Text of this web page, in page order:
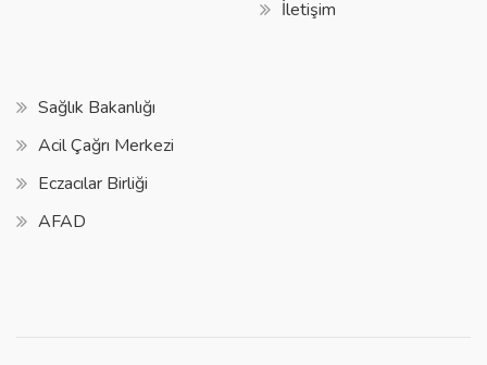
İletişim
Sağlık Bakanlığı
Acil Çağrı Merkezi
Eczacılar Birliği
AFAD